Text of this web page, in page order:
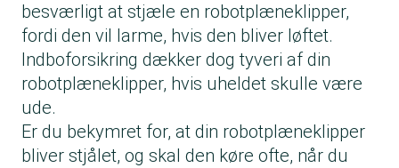
besværligt at stjæle en robotplæneklipper,
fordi den vil larme, hvis den bliver løftet.
Indboforsikring dækker dog tyveri af din
robotplæneklipper, hvis uheldet skulle være
ude.
Er du bekymret for, at din robotplæneklipper
bliver stjålet, og skal den køre ofte, når du